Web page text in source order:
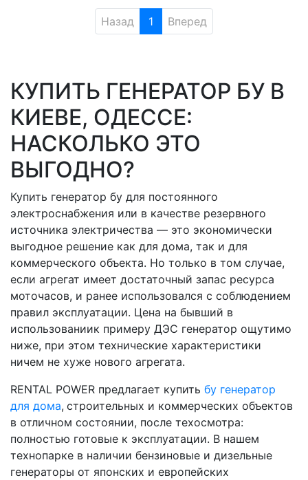
Назад 1 Вперед
КУПИТЬ ГЕНЕРАТОР БУ В
КИЕВЕ, ОДЕССЕ:
НАСКОЛЬКО ЭТО
ВЫГОДНО?
Купить генератор бу для постоянного
электроснабжения или в качестве резервного
источника электричества — это экономически
выгодное решение как для дома, так и для
коммерческого объекта. Но только в том случае,
если агрегат имеет достаточный запас ресурса
моточасов, и ранее использовался с соблюдением
правил эксплуатации. Цена на бывший в
использованиик примеру ДЭС генератор ощутимо
ниже, при этом технические характеристики
ничем не хуже нового агрегата.
RENTAL POWER предлагает купить бу генератор
для дома, строительных и коммерческих объектов
в отличном состоянии, после техосмотра:
полностью готовые к эксплуатации. В нашем
технопарке в наличии бензиновые и дизельные
генераторы от японских и европейских